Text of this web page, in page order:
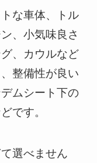
な車体、トル
、小気味良さ
、カウルなど
整備性が良い
ムシート下の
です。
選べません